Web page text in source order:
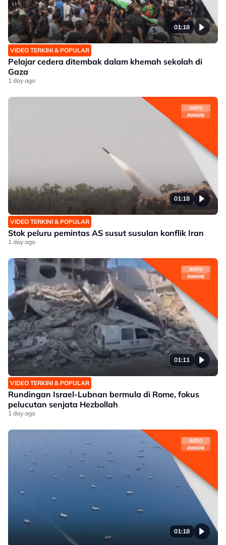
01:18
VIDEO TERKINI & POPULAR
Pelajar cedera ditembak dalam khemah sekolah di
Gaza
1 day ago
01:18
VIDEO TERKINI & POPULAR
Stok peluru pemintas AS susut susulan konflik Iran
1 day ago
01:11
VIDEO TERKINI & POPULAR
Rundingan Israel-Lubnan bermula di Rome, fokus
pelucutan senjata Hezbollah
1 day ago
01:18